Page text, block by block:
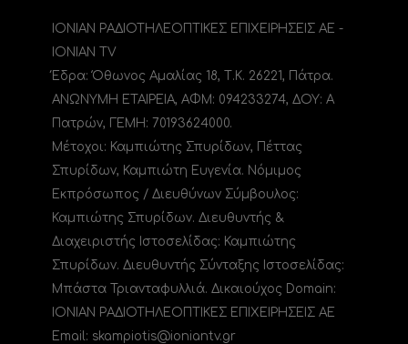
ΙΟΝΙΑΝ ΡΑΔΙΟΤΗΛΕΟΠΤΙΚΕΣ ΕΠΙΧΕΙΡΗΣΕΙΣ ΑΕ -
IONIAN TV
Έδρα: Όθωνος Αμαλίας 18, Τ.Κ. 26221, Πάτρα.
ΑΝΩΝΥΜΗ ΕΤΑΙΡΕΙΑ, ΑΦΜ: 094233274, ΔΟΥ: A
Πατρών, ΓΕΜΗ: 70193624000.
Μέτοχοι: Καμπιώτης Σπυρίδων, Πέττας
Σπυρίδων, Καμπιώτη Ευγενία. Νόμιμος
Εκπρόσωπος / Διευθύνων Σύμβουλος:
Καμπιώτης Σπυρίδων. Διευθυντής &
Διαχειριστής Ιστοσελίδας: Καμπιώτης
Σπυρίδων. Διευθυντής Σύνταξης Ιστοσελίδας:
Μπάστα Τριανταφυλλιά. Δικαιούχος Domain:
ΙΟΝΙΑΝ ΡΑΔΙΟΤΗΛΕΟΠΤΙΚΕΣ ΕΠΙΧΕΙΡΗΣΕΙΣ ΑΕ
Email: skampiotis@ioniantv.gr